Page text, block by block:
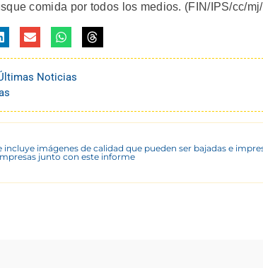
comida por todos los medios. (FIN/IPS/cc/
Noticias
incluye imágenes de calidad que pueden ser bajadas e
junto con este informe